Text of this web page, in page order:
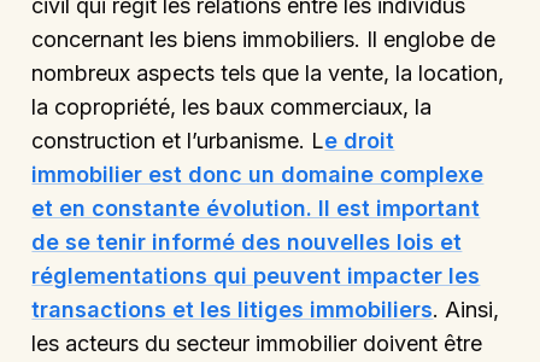
concernant les biens immobiliers. Il englobe de
nombreux aspects tels que la vente, la location,
la copropriété, les baux commerciaux, la
construction et l’urbanisme. Le droit
immobilier est donc un domaine complexe
et en constante évolution. Il est important
de se tenir informé des nouvelles lois et
réglementations qui peuvent impacter les
transactions et les litiges immobiliers. Ainsi,
les acteurs du secteur immobilier doivent être